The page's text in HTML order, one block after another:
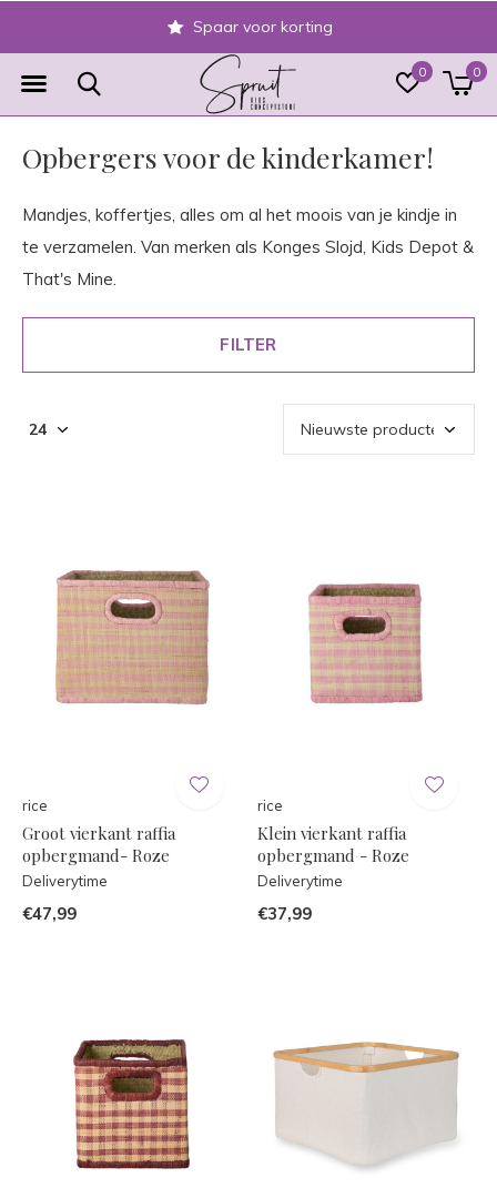
0 0
Veilig achteraf betalen
Opbergers voor de kinderkamer!
Mandjes, koffertjes, alles om al het moois van je kindje in
te verzamelen. Van merken als Konges Slojd, Kids Depot &
That's Mine.
FILTER
rice
Groot vierkant raffia
opbergmand- Roze
Deliverytime
€47,99
rice
Klein vierkant raffia
opbergmand - Roze
Deliverytime
€37,99